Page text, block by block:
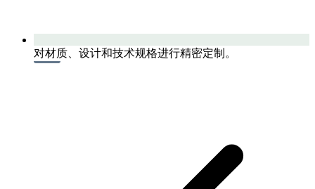
对材质、设计和技术规格进行精密定制。